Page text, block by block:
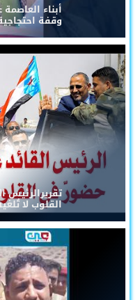
أبناء
وقفة
تقريرالرئيس
القلوب لا